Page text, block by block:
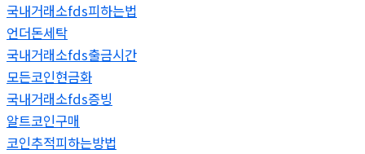
국내거래소fds피하는법
언더돈세탁
국내거래소fds출금시간
모든코인현금화
국내거래소fds증빙
알트코인구매
코인추적피하는방법